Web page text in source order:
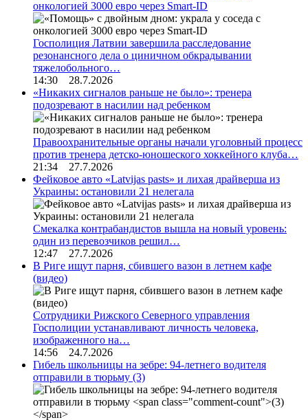
онкологией 3000 евро через Smart-ID
Госполиция Латвии завершила расследование
резонансного дела о циничном обкрадывании
тяжелобольного…
14:30 28.7.2026
«Никаких сигналов раньше не было»: тренера
подозревают в насилии над ребенком
Правоохранительные органы начали уголовный процесс
против тренера детско-юношеского хоккейного клуба…
21:34 27.7.2026
Фейковое авто «Latvijas pasts» и лихая драйверша из
Украины: остановили 21 нелегала
Смекалка контрабандистов вышла на новый уровень:
один из перевозчиков решил…
12:47 27.7.2026
В Риге ищут парня, сбившего вазон в летнем кафе
(видео)
Сотрудники Рижского Северного управления
Госполиции устанавливают личность человека,
изображенного на…
14:56 24.7.2026
Гибель школьницы на зебре: 94-летнего водителя
отправили в тюрьму (3)